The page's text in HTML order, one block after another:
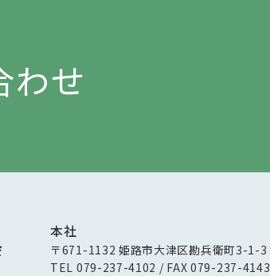
わせ
本社
〒671-1132 姫路市大津区勘兵衛町3-1-3
TEL 079-237-4102 / FAX 079-237-4143